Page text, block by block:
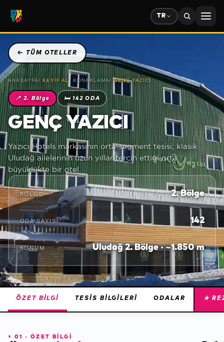
TR
← TÜM OTELLER
ANASAYFA/ KEYIF AL/ KONAKLAMA/ GENÇ YAZICI
📍 2. Bölge 🛏142 ODA
GENÇ YAZICI
Yazıcı Hotels markasının orta-segment tesisi; klasik
Uludağ ailelerinin uzun yıllar tercih ettiği orta
büyüklükte bir otel.
BÖLGE 2. Bölge
ODA SAYISI 142
KONUM Uludağ 2. Bölge · ~1.850 m
ÖZET BILGI TESIS BILGILERI ODALAR ★
⏵ 01 · ÖZET BİLGİ